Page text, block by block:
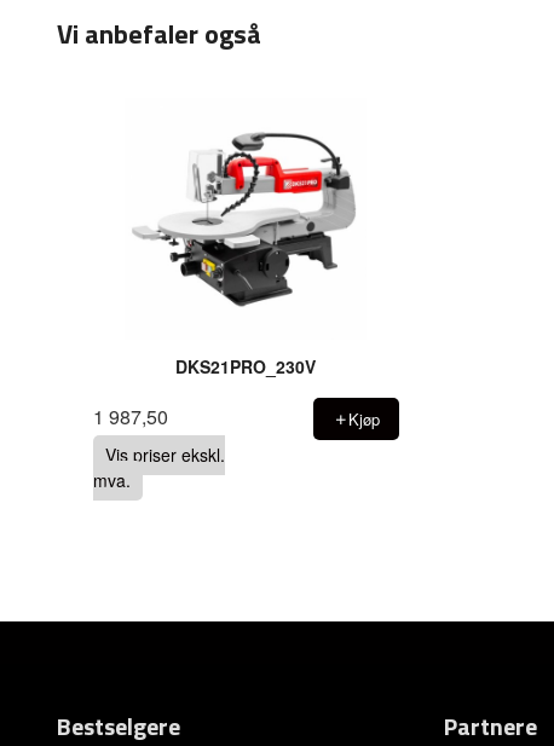
Vi anbefaler også
DKS21PRO_230V
1 987,50
Vis priser ekskl.
mva.
Kjøp
Bestselgere Partnere